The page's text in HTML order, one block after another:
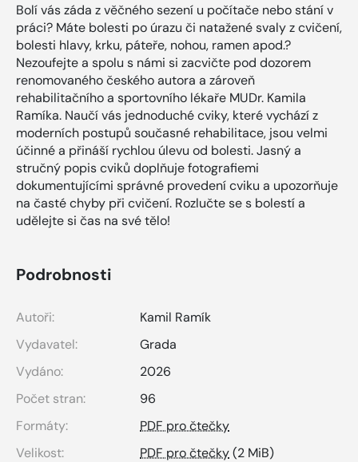
Bolí vás záda z věčného sezení u počítače nebo stání v
práci? Máte bolesti po úrazu či natažené svaly z cvičení,
bolesti hlavy, krku, páteře, nohou, ramen apod.?
Nezoufejte a spolu s námi si zacvičte pod dozorem
renomovaného českého autora a zároveň
rehabilitačního a sportovního lékaře MUDr. Kamila
Ramíka. Naučí vás jednoduché cviky, které vychází z
moderních postupů současné rehabilitace, jsou velmi
účinné a přináší rychlou úlevu od bolesti. Jasný a
stručný popis cviků doplňuje fotografiemi
dokumentujícími správné provedení cviku a upozorňuje
na časté chyby při cvičení. Rozlučte se s bolestí a
udělejte si čas na své tělo!
Podrobnosti
Autoři:
Kamil Ramík
Vydavatel:
Grada
Vydáno:
2026
Počet stran:
96
Formáty:
PDF pro čtečky
Velikost:
PDF pro čtečky(2 MiB)